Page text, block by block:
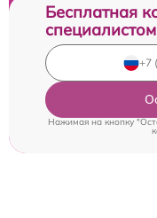
Бесплатная
специалистом
Нажимая на кнопку